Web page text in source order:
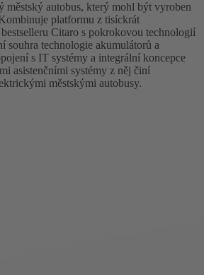
městský autobus, který mohl být vyroben
platformu z tisíckrát
Citaro s pokrokovou technologií
souhra technologie akumulátorů a
s IT systémy a integrální koncepce
asistenčními systémy z něj činí
městskými autobusy.